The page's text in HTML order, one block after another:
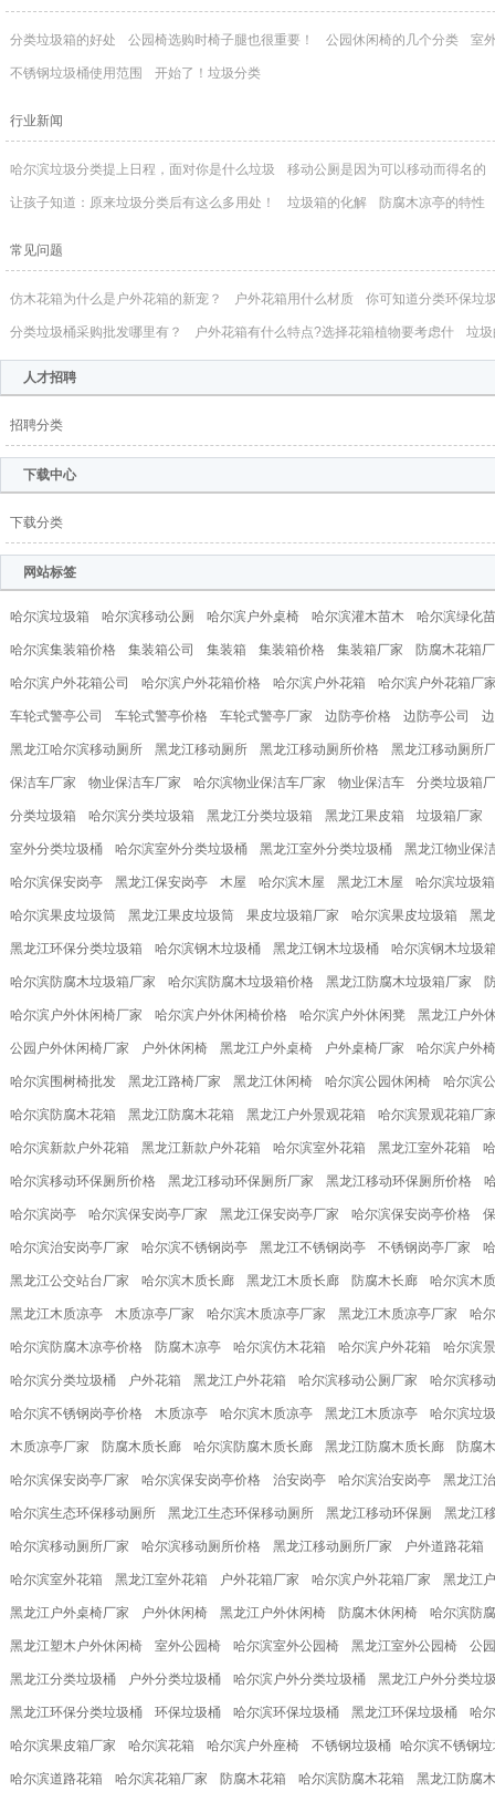
分类垃圾箱的好处 公园椅选购时椅子腿也很重要！ 公园休闲椅的几个分类 室
不锈钢垃圾桶​使用范围 开始了！垃圾分类
行业新闻
哈尔滨垃圾分类提上日程，面对你是什么垃圾 移动公厕是因为可以移动而得名的
让孩子知道：原来垃圾分类后有这么多用处！ 垃圾箱的化解 防腐木凉亭的特性
常见问题
仿木花箱为什么是户外花箱的新宠？ 户外花箱用什么材质 你可知道分类环保垃
分类垃圾桶采购批发哪里有？ 户外花箱有什么特点?选择花箱植物要考虑什 垃
人才招聘
招聘分类
下载中心
下载分类
网站标签
哈尔滨垃圾箱 哈尔滨移动公厕 哈尔滨户外桌椅 哈尔滨灌木苗木 哈尔滨绿化
哈尔滨集装箱价格 集装箱公司 集装箱 集装箱价格 集装箱厂家 防腐木花箱
哈尔滨户外花箱公司 哈尔滨户外花箱价格 哈尔滨户外花箱 哈尔滨户外花箱厂
车轮式警亭公司 车轮式警亭价格 车轮式警亭厂家 边防亭价格 边防亭公司
黑龙江哈尔滨移动厕所 黑龙江移动厕所 黑龙江移动厕所价格 黑龙江移动厕所
保洁车厂家 物业保洁车厂家 哈尔滨物业保洁车厂家 物业保洁车 分类垃圾箱
分类垃圾箱 哈尔滨分类垃圾箱 黑龙江分类垃圾箱 黑龙江果皮箱 垃圾箱厂家
室外分类垃圾桶 哈尔滨室外分类垃圾桶 黑龙江室外分类垃圾桶 黑龙江物业保
哈尔滨保安岗亭 黑龙江保安岗亭 木屋 哈尔滨木屋 黑龙江木屋 哈尔滨垃圾
哈尔滨果皮垃圾筒 黑龙江果皮垃圾筒 果皮垃圾箱厂家 哈尔滨果皮垃圾箱 黑
黑龙江环保分类垃圾箱 哈尔滨钢木垃圾桶 黑龙江钢木垃圾桶 哈尔滨钢木垃圾
哈尔滨防腐木垃圾箱厂家 哈尔滨防腐木垃圾箱价格 黑龙江防腐木垃圾箱厂家
哈尔滨户外休闲椅厂家 哈尔滨户外休闲椅价格 哈尔滨户外休闲凳 黑龙江户外
公园户外休闲椅厂家 户外休闲椅 黑龙江户外桌椅 户外桌椅厂家 哈尔滨户外椅
哈尔滨围树椅批发 黑龙江路椅厂家 黑龙江休闲椅 哈尔滨公园休闲椅 哈尔滨
哈尔滨防腐木花箱 黑龙江防腐木花箱 黑龙江户外景观花箱 哈尔滨景观花箱厂
哈尔滨新款户外花箱 黑龙江新款户外花箱 哈尔滨室外花箱 黑龙江室外花箱
哈尔滨移动环保厕所价格 黑龙江移动环保厕所厂家 黑龙江移动环保厕所价格
哈尔滨岗亭 哈尔滨保安岗亭厂家 黑龙江保安岗亭厂家 哈尔滨保安岗亭价格
哈尔滨治安岗亭厂家 哈尔滨不锈钢岗亭 黑龙江不锈钢岗亭 不锈钢岗亭厂家
黑龙江公交站台厂家 哈尔滨木质长廊 黑龙江木质长廊 防腐木长廊 哈尔滨木
黑龙江木质凉亭 木质凉亭厂家 哈尔滨木质凉亭厂家 黑龙江木质凉亭厂家 哈
哈尔滨防腐木凉亭价格 防腐木凉亭 哈尔滨仿木花箱 哈尔滨户外花箱 哈尔滨
哈尔滨分类垃圾桶 户外花箱 黑龙江户外花箱 哈尔滨移动公厕厂家 哈尔滨移
哈尔滨不锈钢岗亭价格 木质凉亭 哈尔滨木质凉亭 黑龙江木质凉亭 哈尔滨垃
木质凉亭厂家 防腐木质长廊 哈尔滨防腐木质长廊 黑龙江防腐木质长廊 防腐
哈尔滨保安岗亭厂家 哈尔滨保安岗亭价格 治安岗亭 哈尔滨治安岗亭 黑龙江
哈尔滨生态环保移动厕所 黑龙江生态环保移动厕所 黑龙江移动环保厕 黑龙江
哈尔滨移动厕所厂家 哈尔滨移动厕所价格 黑龙江移动厕所厂家 户外道路花箱
哈尔滨室外花箱 黑龙江室外花箱 户外花箱厂家 哈尔滨户外花箱厂家 黑龙江
黑龙江户外桌椅厂家 户外休闲椅 黑龙江户外休闲椅 防腐木休闲椅 哈尔滨防
黑龙江塑木户外休闲椅 室外公园椅 哈尔滨室外公园椅 黑龙江室外公园椅 公
黑龙江分类垃圾桶 户外分类垃圾桶 哈尔滨户外分类垃圾桶 黑龙江户外分类垃
黑龙江环保分类垃圾桶 环保垃圾桶 哈尔滨环保垃圾桶 黑龙江环保垃圾桶 哈
哈尔滨果皮箱厂家 哈尔滨花箱 哈尔滨户外座椅 不锈钢垃圾桶​ 哈尔滨不锈钢
哈尔滨道路花箱 哈尔滨花箱厂家 防腐木花箱 哈尔滨防腐木花箱 黑龙江防腐